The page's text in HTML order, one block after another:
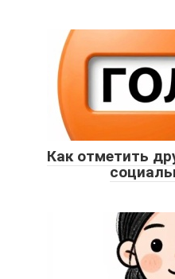
Как отметить